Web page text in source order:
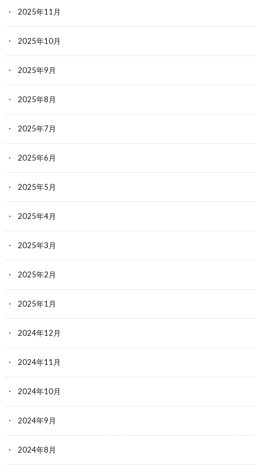
2025年11月
2025年10月
2025年9月
2025年8月
2025年7月
2025年6月
2025年5月
2025年4月
2025年3月
2025年2月
2025年1月
2024年12月
2024年11月
2024年10月
2024年9月
2024年8月